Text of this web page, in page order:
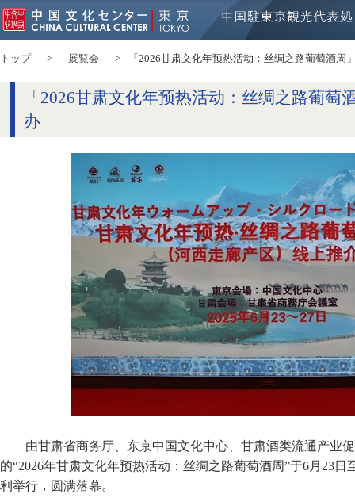
トップ 展覧会 「2026甘肃文化年预热活动：丝绸之路葡萄酒周
「2026甘肃文化年预热活动：丝绸之路葡萄
办
由甘肃省商务厅、东京中国文化中心、甘肃酒类流通产业
的“2026年甘肃文化年预热活动：丝绸之路葡萄酒周”于6月23
利举行，圆满落幕。